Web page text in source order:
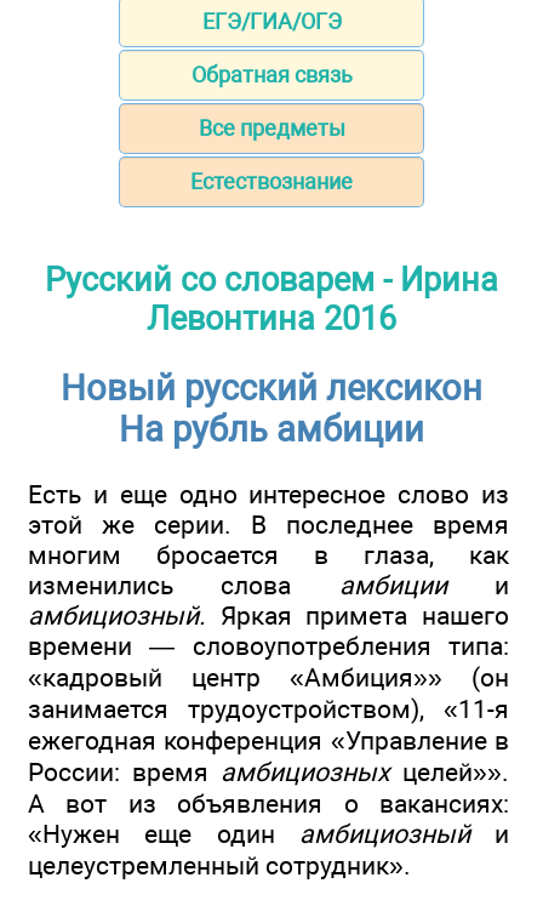
ЕГЭ/ГИА/ОГЭ
Обратная связь
Все предметы
Естествознание
Русский со словарем - Ирина
Левонтина 2016
Новый русский лексикон
На рубль амбиции
Есть и еще одно интересное слово из
этой же серии. В последнее время
многим бросается в глаза, как
изменились слова амбициии
амбициозный. Яркая примета нашего
времени — словоупотребления типа:
«кадровый центр «Амбиция»» (он
занимается трудоустройством), «11-я
ежегодная конференция «Управление в
России: время амбициозныхцелей»».
А вот из объявления о вакансиях:
«Нужен еще один амбициозныйи
целеустремленный сотрудник».